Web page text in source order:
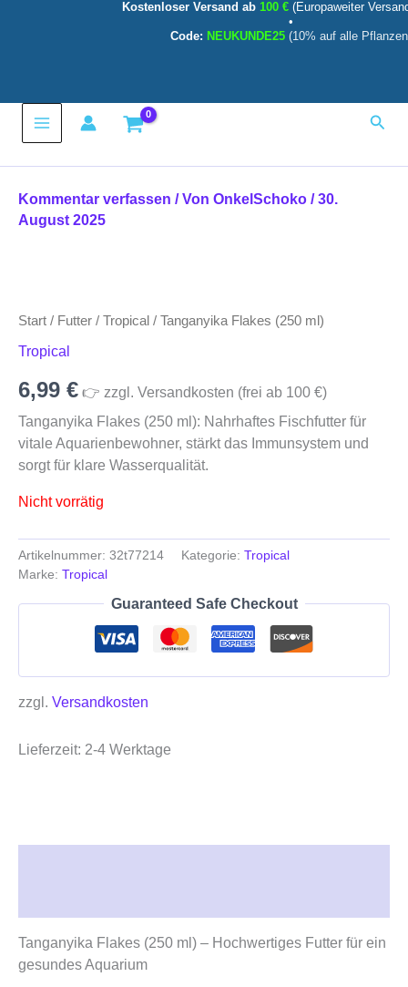
Kostenloser Versand ab 100 € (Europaweiter
•
Code: NEUKUNDE25 (10% auf alle
Main
Kommentar verfassen / Von OnkelSchoko /30.
August 2025
Start / Futter / Tropical / Tanganyika Flakes (250 ml)
Tropical
6,99 € 👉 zzgl. Versandkosten (frei ab 100 €)
Tanganyika Flakes (250 ml): Nahrhaftes Fischfutter für
vitale Aquarienbewohner, stärkt das Immunsystem und
sorgt für klare Wasserqualität.
Nicht vorrätig
Artikelnummer: 32t77214 Kategorie: Tropical
Marke: Tropical
Guaranteed Safe Checkout
zzgl. Versandkosten
Lieferzeit: 2-4 Werktage
Tanganyika Flakes (250 ml) – Hochwertiges Futter für ein
gesundes Aquarium